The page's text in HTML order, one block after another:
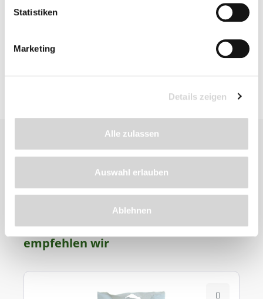
Statistiken
Marketing
Details zeigen
Alle zulassen
Auswahl erlauben
Ablehnen
Produkt
empfehlen wir